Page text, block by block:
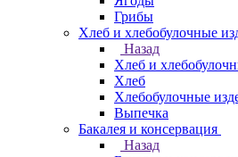
Грибы
Хлеб и хлебобулочные
Назад
Хлеб и
Хлеб
Хлебобулочные
Выпечка
Бакалея и консервация
Назад